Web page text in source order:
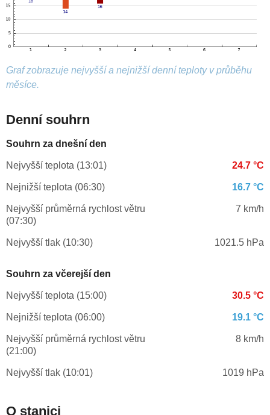
Graf zobrazuje nejvyšší a nejnižší denní teploty v průběhu
měsíce.
Denní souhrn
Souhrn za dnešní den
Nejvyšší teplota (13:01) 24.7 °C
Nejnižší teplota (06:30) 16.7 °C
Nejvyšší průměrná rychlost větru
(07:30)
7 km/h
Nejvyšší tlak (10:30) 1021.5 hPa
Souhrn za včerejší den
Nejvyšší teplota (15:00) 30.5 °C
Nejnižší teplota (06:00) 19.1 °C
Nejvyšší průměrná rychlost větru
(21:00)
8 km/h
Nejvyšší tlak (10:01) 1019 hPa
O stanici